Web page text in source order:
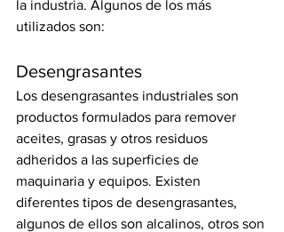
la industria. Algunos de los más
utilizados son:
Desengrasantes
Los desengrasantes industriales son
productos formulados para remover
aceites, grasas y otros residuos
adheridos a las superficies de
maquinaria y equipos. Existen
diferentes tipos de desengrasantes,
algunos de ellos son alcalinos, otros son